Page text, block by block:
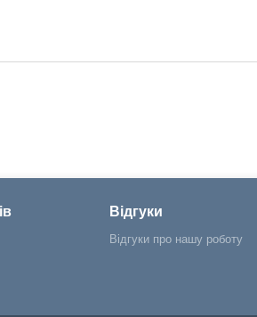
Відгуки
Відгуки про нашу роботу